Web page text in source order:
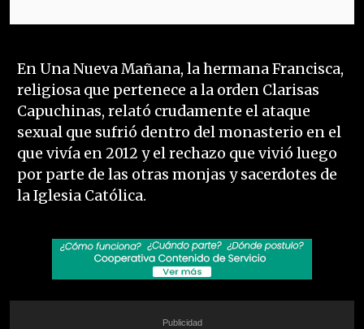
En Una Nueva Mañana, la hermana Francisca,
religiosa que pertenece a la orden Clarisas
Capuchinas, relató crudamente el ataque
sexual que sufrió dentro del monasterio en el
que vivía en 2012 y el rechazo que vivió luego
por parte de las otras monjas y sacerdotes de
la Iglesia Católica.